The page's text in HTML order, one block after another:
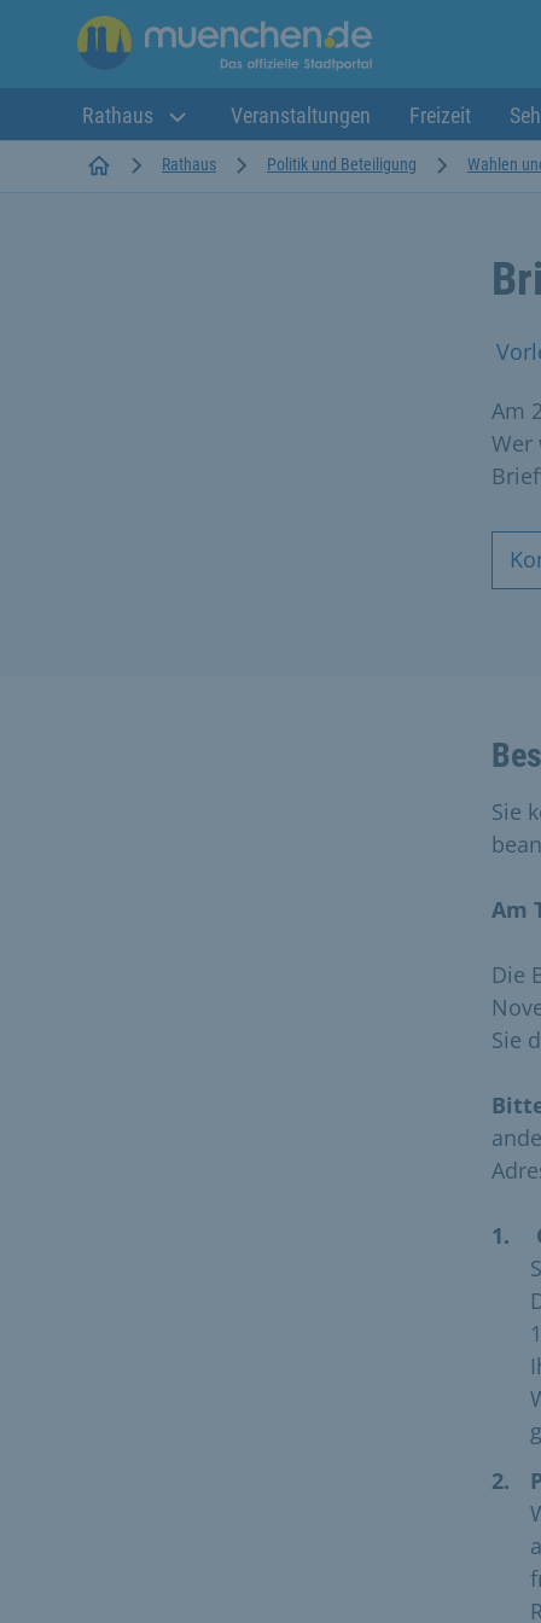
Rathaus Veranstaltungen Freizeit
StartseiteRathaus Politik und Beteiligung Wahlen
Am
Wer
Sie
Am
Die
Sie